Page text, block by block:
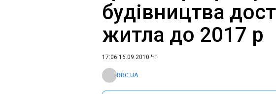
будівництва
житла до 2017 р
17:06 16.09.2010 Чт
RBC.UA